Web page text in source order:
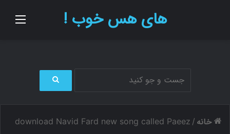
های هس خوب !
ج
ج
خانه /
download Navid Fard new song called Paeez